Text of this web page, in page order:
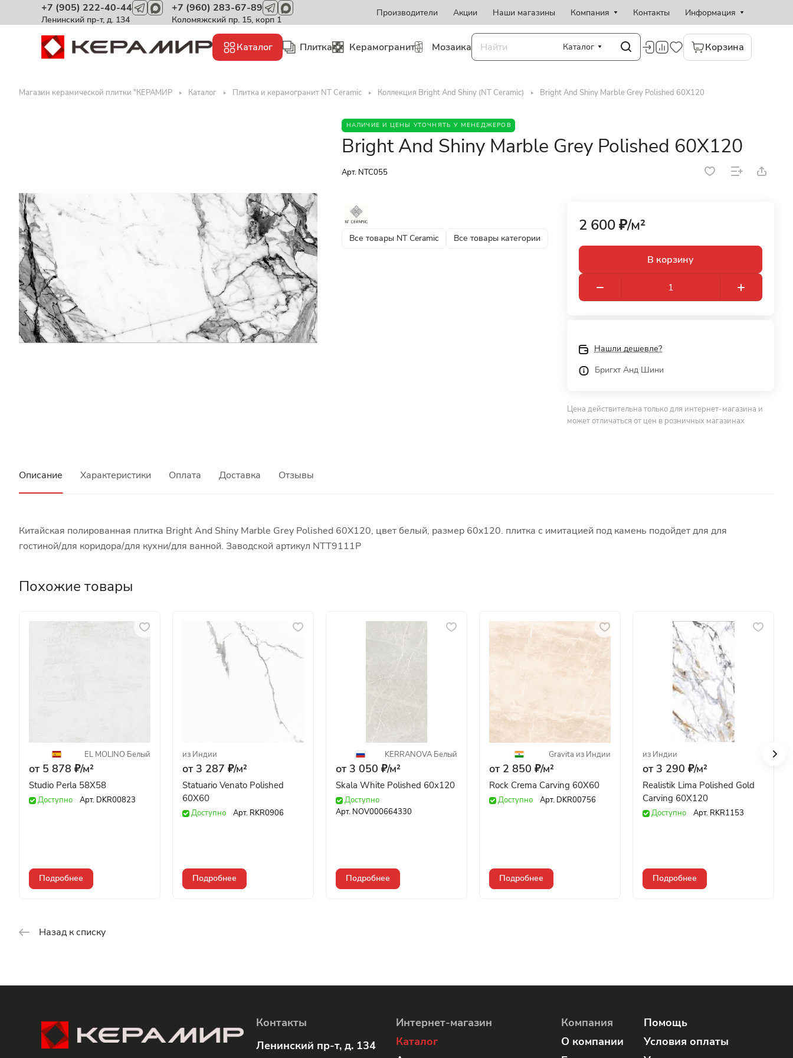
+7 (905) 222-40-44
Ленинский пр-т, д. 134
+7 (960) 283-67-89
Коломяжский пр. 15, корп 1
Производители Акции Наши магазины Компания Контакты Информация
Каталог Плитка Керамогранит Мозаика Каталог Корзина
Магазин керамической плитки "КЕРАМИР Каталог Плитка и керамогранит NT Ceramic Коллекция Bright And Shiny (NT Ceramic) Bright And Shiny Marble Grey Polished 60X120
НАЛИЧИЕ И ЦЕНЫ УТОЧНЯТЬ У МЕНЕДЖЕРОВ
Bright And Shiny Marble Grey Polished 60X120
Арт. NTC055
Все товары NT Ceramic Все товары категории
2 600 ₽/м²
В корзину
Нашли дешевле?
Бригхт Анд Шини
Цена действительна только для интернет-магазина и
может отличаться от цен в розничных магазинах
Описание Характеристики Оплата Доставка Отзывы
Китайская полированная плитка Bright And Shiny Marble Grey Polished 60X120, цвет белый, размер 60x120. плитка с имитацией под камень подойдет для для
гостиной/для коридора/для кухни/для ванной. Заводской артикул NTT9111P
Похожие товары
EL MOLINO·Белый
от 5 878 ₽/м²
Studio Perla 58X58
Доступно Арт. DKR00823
Подробнее
из Индии
от 3 287 ₽/м²
Statuario Venato Polished
60X60
Доступно Арт. RKR0906
Подробнее
KERRANOVA·Белый
от 3 050 ₽/м²
Skala White Polished 60x120
Доступно
Арт. NOV000664330
Подробнее
Gravita·из Индии
от 2 850 ₽/м²
Rock Crema Carving 60X60
Доступно Арт. DKR00756
Подробнее
из Индии
от 3 290 ₽/м²
Realistik Lima Polished Gold
Carving 60X120
Доступно Арт. RKR1153
Подробнее
Назад к списку
Контакты
Ленинский пр-т, д. 134
Интернет-магазин
Каталог
Компания
О компании
Помощь
Условия оплаты